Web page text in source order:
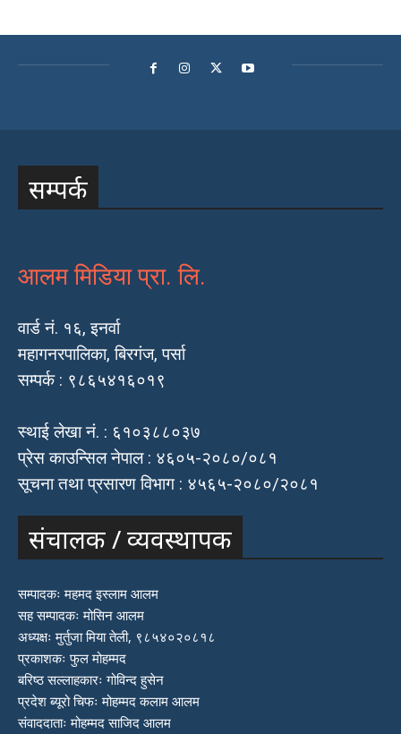
सम्पर्क
आलम मिडिया प्रा. लि.
वार्ड नं. १६, इनर्वा
महागनरपालिका, बिरगंज, पर्सा
सम्पर्क : ९८६५४१६०१९
स्थाई लेखा नं. : ६१०३८८०३७
प्रेस काउन्सिल नेपाल : ४६०५-२०८०/०८१
सूचना तथा प्रसारण विभाग : ४५६५-२०८०/२०८१
संचालक / व्यवस्थापक
सम्पादकः महमद इस्लाम आलम
सह सम्पादकः मोसिन आलम
अध्यक्षः मुर्तुजा मिया तेली, ९८५४०२०८१८
प्रकाशकः फुल मोहम्मद
बरिष्ठ सल्लाहकारः गोविन्द हुसेन
प्रदेश ब्यूरो चिफः मोहम्मद कलाम आलम
संवाददाताः मोहम्मद साजिद आलम